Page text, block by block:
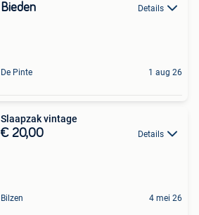
Bieden Details
De Pinte 1 aug 26
Slaapzak vintage
€ 20,00 Details
Bilzen 4 mei 26